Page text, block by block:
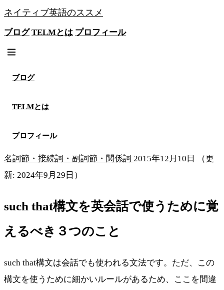
ネイティブ英語のススメ
ブログ TELMとは プロフィール
ブログ
TELMとは
プロフィール
名詞節・接続詞・副詞節・関係詞 2015年12月10日
（更
新: 2024年9月29日）
such that構文を英会話で使うために覚
えるべき３つのこと
such that構文は会話でも使われる文法です。ただ、この
構文を使うために細かいルールがあるため、ここを間違